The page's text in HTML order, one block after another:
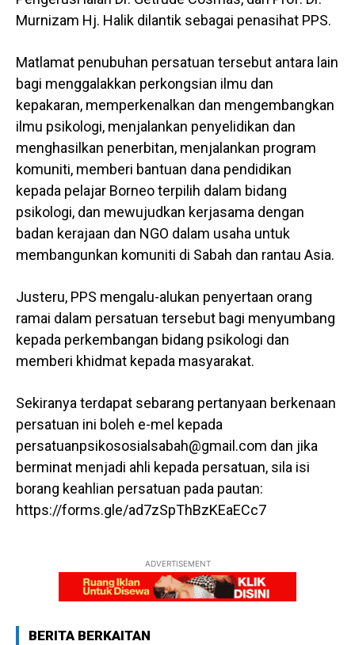
Murnizam Hj. Halik dilantik sebagai penasihat PPS.
Matlamat penubuhan persatuan tersebut antara lain
bagi menggalakkan perkongsian ilmu dan
kepakaran, memperkenalkan dan mengembangkan
ilmu psikologi, menjalankan penyelidikan dan
menghasilkan penerbitan, menjalankan program
komuniti, memberi bantuan dana pendidikan
kepada pelajar Borneo terpilih dalam bidang
psikologi, dan mewujudkan kerjasama dengan
badan kerajaan dan NGO dalam usaha untuk
membangunkan komuniti di Sabah dan rantau Asia.
Justeru, PPS mengalu-alukan penyertaan orang
ramai dalam persatuan tersebut bagi menyumbang
kepada perkembangan bidang psikologi dan
memberi khidmat kepada masyarakat.
Sekiranya terdapat sebarang pertanyaan berkenaan
persatuan ini boleh e-mel kepada
persatuanpsikososialsabah@gmail.com dan jika
berminat menjadi ahli kepada persatuan, sila isi
borang keahlian persatuan pada pautan:
https://forms.gle/ad7zSpThBzKEaECc7
ADVERTISEMENT
BERITA BERKAITAN